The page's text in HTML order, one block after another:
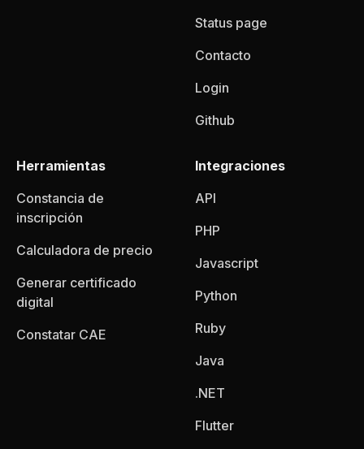
Status page
Contacto
Login
Github
Herramientas
Constancia de
inscripción
Calculadora de precio
Generar certificado
digital
Constatar CAE
Integraciones
API
PHP
Javascript
Python
Ruby
Java
.NET
Flutter